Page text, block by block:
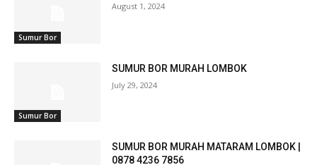
Sumur Bor
August 1, 2024
Sumur Bor
SUMUR BOR MURAH LOMBOK
July 29, 2024
SUMUR BOR MURAH MATARAM LOMBOK |
0878 4236 7856